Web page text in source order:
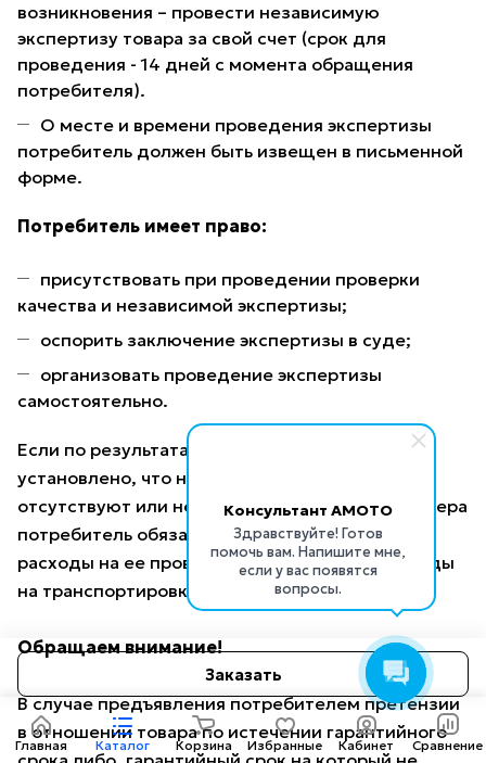
Консультант AMOTO
Здравствуйте! Готов
помочь вам. Напишите мне,
если у вас появятся
вопросы.
Заказать
возникновения – провести независимую
экспертизу товара за свой счет (срок для
проведения - 14 дней с момента обращения
потребителя).
О месте и времени проведения экспертизы
потребитель должен быть извещен в письменной
форме.
Потребитель имеет право:
присутствовать при проведении проверки
качества и независимой экспертизы;
оспорить заключение экспертизы в суде;
организовать проведение экспертизы
самостоятельно.
Если по результатам экспертизы будет
установлено, что недостатки в товаре
отсутствуют или непроизводственного характера
потребитель обязан возместить продавцу
расходы на ее проведение (в том числе расходы
на транспортировку товара).
Обращаем внимание!
В случае предъявления потребителем претензии
в отношении товара по истечении гарантийного
Главная Каталог Корзина Избранные Кабинет Сравнение